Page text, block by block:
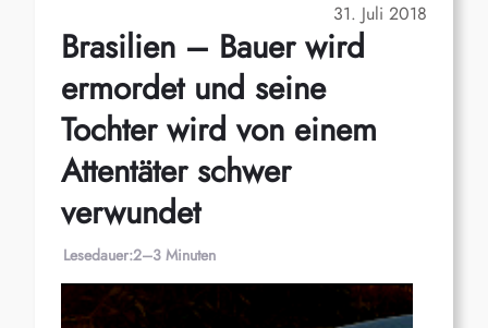
31. Juli 2018
Brasilien – Bauer wird
ermordet und seine
Tochter wird von einem
Attentäter schwer
verwundet
Lesedauer:2–3 Minuten